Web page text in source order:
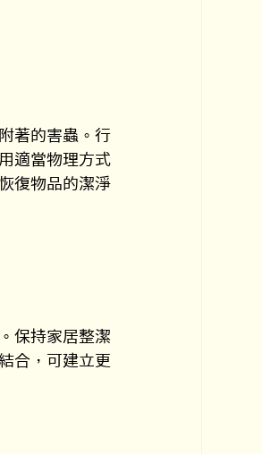
著的害蟲。行
適當物理方式
復物品的潔淨
保持家居整潔
合，可建立更